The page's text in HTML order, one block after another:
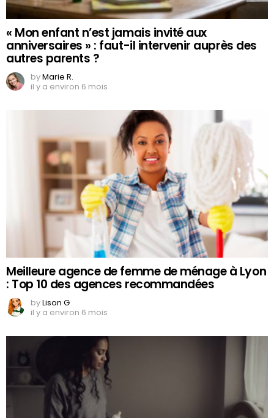
« Mon enfant n’est jamais invité aux
anniversaires » : faut-il intervenir auprès des
autres parents ?
byMarie R.
il y a environ 6 mois
Meilleure agence de femme de ménage à Lyon
: Top 10 des agences recommandées
byLison G
il y a environ 6 mois